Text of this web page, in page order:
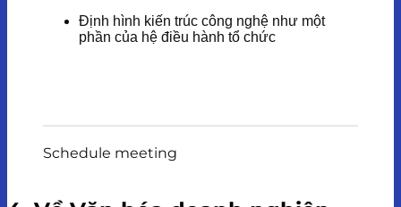
Định hình kiến trúc công nghệ như một
phần của hệ điều hành tổ chức
Schedule meeting